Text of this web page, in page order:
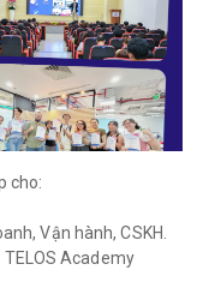
cho:
Vận hành, CSKH.
TELOS Academy